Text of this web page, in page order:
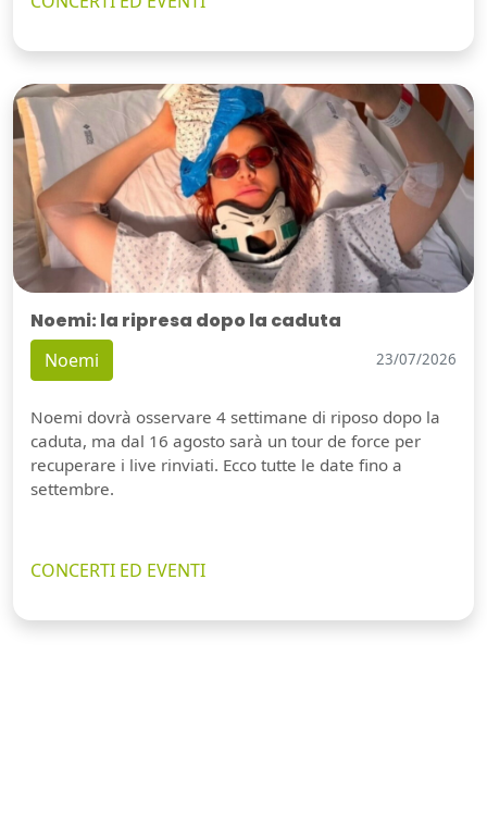
Noemi: la ripresa dopo la caduta
Noemi 23/07/2026
Noemi dovrà osservare 4 settimane di riposo dopo la
caduta, ma dal 16 agosto sarà un tour de force per
recuperare i live rinviati. Ecco tutte le date fino a
settembre.
CONCERTI ED EVENTI